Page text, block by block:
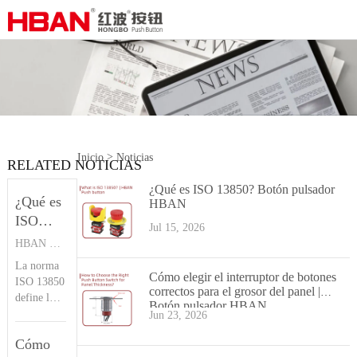
RELATED NOTICIAS
¿Qué es
ISO
13850?
Botón
pulsador
HBAN
La norma
ISO 13850
define los
de la funci
Cómo
Inicio> Noticias
¿Qué es ISO 13850? Botón pulsador
HBAN
Jul 15, 2026
Cómo elegir el interruptor de botones
correctos para el grosor del panel |
Botón pulsador HBAN
Jun 23, 2026